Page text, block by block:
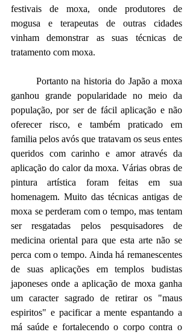
festivais de moxa, onde produtores de
mogusa e terapeutas de outras cidades
vinham demonstrar as suas técnicas de
tratamento com moxa.
Portanto na historia do Japão a moxa
ganhou grande popularidade no meio da
população, por ser de fácil aplicação e não
oferecer risco, e também praticado em
familia pelos avós que tratavam os seus entes
queridos com carinho e amor através da
aplicação do calor da moxa. Várias obras de
pintura artística foram feitas em sua
homenagem. Muito das técnicas antigas de
moxa se perderam com o tempo, mas tentam
ser resgatadas pelos pesquisadores de
medicina oriental para que esta arte não se
perca com o tempo. Ainda há remanescentes
de suas aplicações em templos budistas
japoneses onde a aplicação de moxa ganha
um caracter sagrado de retirar os "maus
espiritos" e pacificar a mente espantando a
má saúde e fortalecendo o corpo contra o